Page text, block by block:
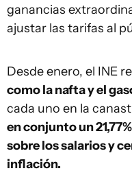
ganancias
ajustar las tarifas al
Desde enero, el INE
como la nafta y el
cada uno en la
en conjunto un
sobre los salarios y
inflación.